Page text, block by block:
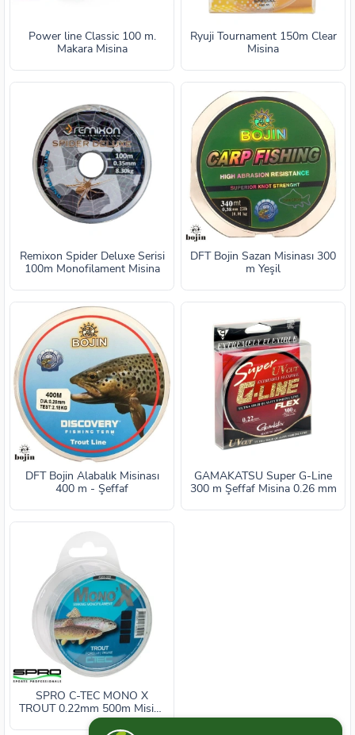
Power line Classic 100 m.
Makara Misina
Ryuji Tournament 150m Clear
Misina
Remixon Spider Deluxe Serisi
100m Monofilament Misina
DFT Bojin Sazan Misinası 300
m Yeşil
DFT Bojin Alabalık Misinası
400 m - Şeffaf
GAMAKATSU Super G-Line
300 m Şeffaf Misina 0.26 mm
SPRO C-TEC MONO X
TROUT 0.22mm 500m Misina
1/1